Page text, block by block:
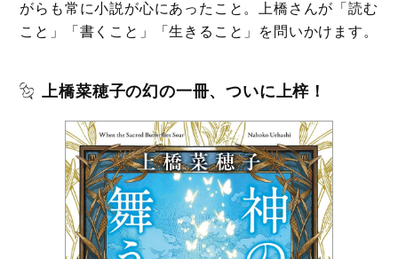
がらも常に小説が心にあったこと。上橋さんが「読む
こと」「書くこと」「生きること」を問いかけます。
上橋菜穂子の幻の一冊、ついに上梓！